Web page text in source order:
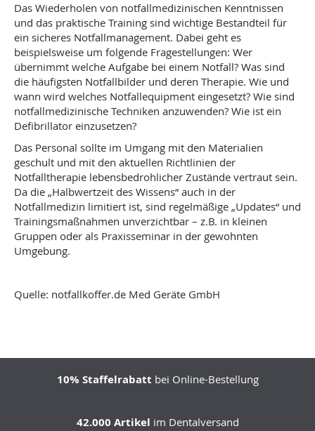
Das Wiederholen von notfallmedizinischen Kenntnissen
und das praktische Training sind wichtige Bestandteil für
ein sicheres Notfallmanagement. Dabei geht es
beispielsweise um folgende Fragestellungen: Wer
übernimmt welche Aufgabe bei einem Notfall? Was sind
die häufigsten Notfallbilder und deren Therapie. Wie und
wann wird welches Notfallequipment eingesetzt? Wie sind
notfallmedizinische Techniken anzuwenden? Wie ist ein
Defibrillator einzusetzen?
Das Personal sollte im Umgang mit den Materialien
geschult und mit den aktuellen Richtlinien der
Notfalltherapie lebensbedrohlicher Zustände vertraut sein.
Da die „Halbwertzeit des Wissens“ auch in der
Notfallmedizin limitiert ist, sind regelmäßige „Updates“ und
Trainingsmaßnahmen unverzichtbar – z.B. in kleinen
Gruppen oder als Praxisseminar in der gewohnten
Umgebung.
Quelle: notfallkoffer.de Med Geräte GmbH
10% Staffelrabatt bei Online-Bestellung
42.000 Artikel im Dentalversand